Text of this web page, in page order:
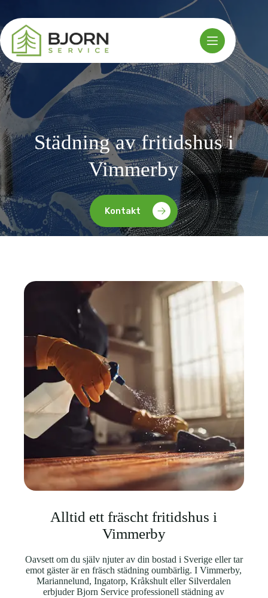
innehåll
Städning av fritidshus i
Vimmerby
Kontakt
Alltid ett fräscht fritidshus i
Vimmerby
Oavsett om du själv njuter av din bostad i Sverige eller tar
emot gäster är en fräsch städning oumbärlig. I Vimmerby,
Mariannelund, Ingatorp, Kråkshult eller Silverdalen
erbjuder Bjorn Service professionell städning av